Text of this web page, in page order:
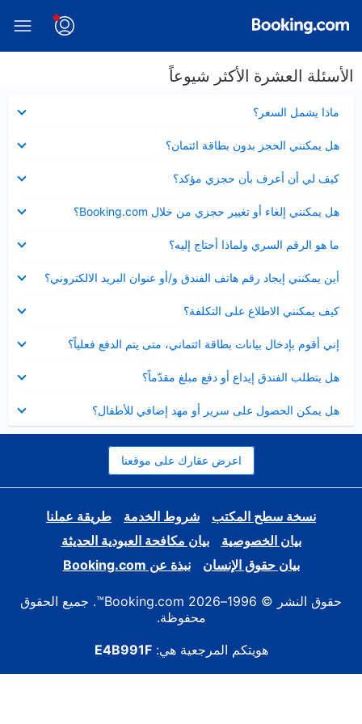
الأسئلة العشرة الأكثر شيوعاً
ماذا يشمل السعر؟
مصغر
هل يمكنني الحجز بدون بطاقة ائتمان؟
مصغر
كيف لي أن أعرف بأن حجزي مؤكد؟
مصغر
هل يمكنني إلغاء أو تغيير حجزي من خلال Booking.com؟
مصغر
ما هو الرقم السري ولماذا أحتاج إليه؟
مصغر
أين يمكنني إيجاد رقم هاتف الفندق و/أو عنوان البريد الالكتروني؟
عرض
مصغر
كيف يمكنني الاطلاع على التكلفة؟
مصغر
إني أقوم بإدخال بيانات بطاقة ائتماني، متى يتم الدفع فعلياً؟
مصغر
هل يتطلب الفندق إيداع أو دفع مبلغ مقدّماً؟
مصغر
هل يمكن الحصول على سرير أو مهد إضافي للأطفال؟
مصغر
اعرض عقارك على موقعنا
نسخة سطح المكتب شروط الخدمة
طريقة عملنا
بيان الخصوصية
بيان مكافحة العبودية الحديثة
بيان حقوق الإنسان
نبذة عن Booking.com
حقوق النشر © 1996–2026 Booking.com™. جميع الحقوق
محفوظة.
هويتكم المرجعية هي:E4B991F